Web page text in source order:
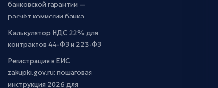
банковской гарантии —
расчёт комиссии банка
Калькулятор НДС 22% для
контрактов 44-ФЗ и 223-ФЗ
Регистрация в ЕИС
zakupki.gov.ru: пошаговая
инструкция 2026 для